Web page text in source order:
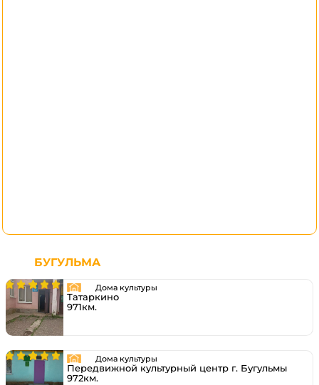
БУГУЛЬМА
Дома культуры
Татаркино
971км.
Дома культуры
Передвижной культурный центр г. Бугульмы
972км.